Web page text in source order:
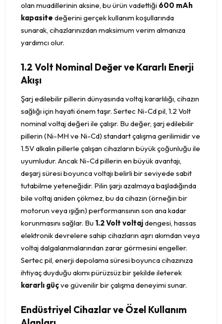
olan muadillerinin aksine, bu ürün vadettiği 600 mAh
kapasite değerini gerçek kullanım koşullarında
sunarak, cihazlarınızdan maksimum verim almanıza
yardımcı olur.
1.2 Volt Nominal Değer ve Kararlı Enerji
Akışı
Şarj edilebilir pillerin dünyasında voltaj kararlılığı, cihazın
sağlığı için hayati önem taşır. Sertec Ni-Cd pil, 1.2 Volt
nominal voltaj değeri ile çalışır. Bu değer, şarj edilebilir
pillerin (Ni-MH ve Ni-Cd) standart çalışma gerilimidir ve
1.5V alkalin pillerle çalışan cihazların büyük çoğunluğu ile
uyumludur. Ancak Ni-Cd pillerin en büyük avantajı,
deşarj süresi boyunca voltajı belirli bir seviyede sabit
tutabilme yeteneğidir. Pilin şarjı azalmaya başladığında
bile voltaj aniden çökmez, bu da cihazın (örneğin bir
motorun veya ışığın) performansının son ana kadar
korunmasını sağlar. Bu 1.2 Volt voltajdengesi, hassas
elektronik devrelere sahip cihazların aşırı akımdan veya
voltaj dalgalanmalarından zarar görmesini engeller.
Sertec pil, enerji depolama süresi boyunca cihazınıza
ihtiyaç duyduğu akımı pürüzsüz bir şekilde ileterek
kararlı güçve güvenilir bir çalışma deneyimi sunar.
Endüstriyel Cihazlar ve Özel Kullanım